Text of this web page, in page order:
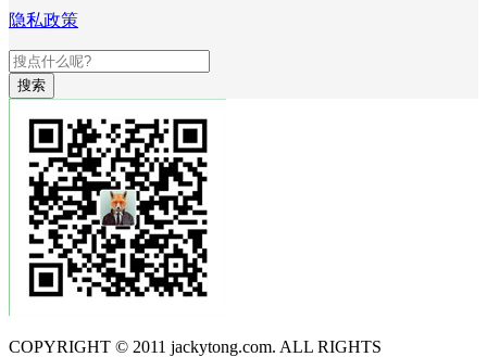
隐私政策
搜索
COPYRIGHT © 2011 jackytong.com. ALL RIGHTS